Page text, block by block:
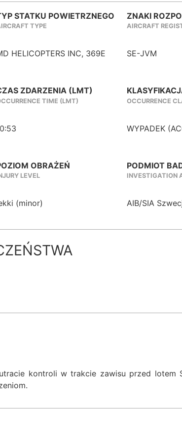
STATKU POWIETRZNEGO
TYPE
HELICOPTERS INC, 369E
ZNAKI
AIRCRAFT
SE-JVM
ZDARZENIA (LMT)
TIME (LMT) OCCURRENCE
WYPADEK
OBRAŻEŃ
LEVEL
(minor)
PODMIOT
INVESTIGATION
AIB/SIA
kontroli w trakcie zawisu przed lotem